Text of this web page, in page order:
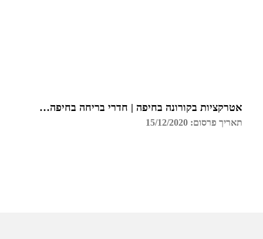
אטרקציות בקורונה בחיפה | חדרי בריחה בחיפה | גלדיאטור
תאריך פרסום: 15/12/2020